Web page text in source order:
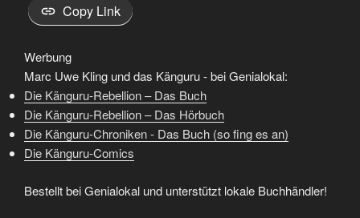
Copy Link
Werbung
Marc Uwe Kling und das Känguru - bei Genialokal:
Die Känguru-Rebellion – Das Buch
Die Känguru-Rebellion – Das Hörbuch
Die Känguru-Chroniken - Das Buch (so fing es an)
Die Känguru-Comics
Bestellt bei Genialokal und unterstützt lokale Buchhändler!